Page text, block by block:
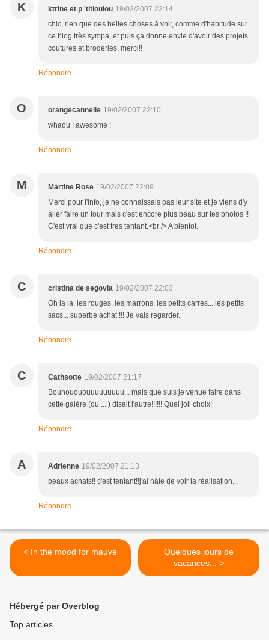
K ktrine et p 'titloulou 19/02/2007 22:14
chic, rien que des belles choses à voir, comme d'habitude sur
ce blog très sympa, et puis ça donne envie d'avoir des projets
coutures et broderies, merci!!
Répondre
O orangecannelle 19/02/2007 22:10
whaou ! awesome !
Répondre
M Martine Rose 19/02/2007 22:09
Merci pour l'info, je ne connaissais pas leur site et je viens d'y
aller faire un tour mais c'est encore plus beau sur tes photos !!
C'est vrai que c'est tres tentant.<br /> A bientot.
Répondre
C cristina de segovia 19/02/2007 22:03
Oh la la, les rouges, les marrons, les petits carrés... les petits
sacs... superbe achat !!! Je vais regarder.
Répondre
C Cathsotte 19/02/2007 21:17
Bouhouououuuuuuuuu... mais que suis je venue faire dans
cette galère (ou ... ) disait l'autre!!!!!! Quel joli choix!
Répondre
A Adrienne 19/02/2007 21:13
beaux achats!! c'est tentant!!j'ai hâte de voir la réalisation...
Répondre
< In the mood for mauve
Quelques jours de
vacances... >
Hébergé par Overblog
Top articles